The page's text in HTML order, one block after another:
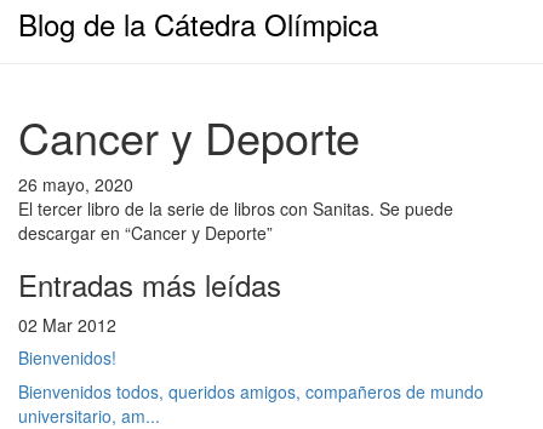
Blog de la Cátedra Olímpica
Cancer y Deporte
26 mayo, 2020
El tercer libro de la serie de libros con Sanitas. Se puede
descargar en “Cancer y Deporte”
Entradas más leídas
02 Mar 2012
Bienvenidos!
Bienvenidos todos, queridos amigos, compañeros de mundo
universitario, am...